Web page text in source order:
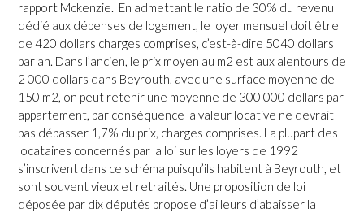
rapport Mckenzie. En admettant le ratio de 30% du revenu
dédié aux dépenses de logement, le loyer mensuel doit être
de 420 dollars charges comprises, c’est-à-dire 5040 dollars
par an. Dans l’ancien, le prix moyen au m2 est aux alentours de
2 000 dollars dans Beyrouth, avec une surface moyenne de
150 m2, on peut retenir une moyenne de 300 000 dollars par
appartement, par conséquence la valeur locative ne devrait
pas dépasser 1,7% du prix, charges comprises. La plupart des
locataires concernés par la loi sur les loyers de 1992
s’inscrivent dans ce schéma puisqu’ils habitent à Beyrouth, et
sont souvent vieux et retraités. Une proposition de loi
déposée par dix députés propose d’ailleurs d’abaisser la